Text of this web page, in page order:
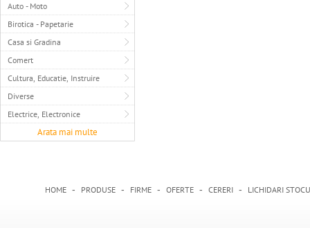
Auto - Moto
Birotica - Papetarie
Casa si Gradina
Comert
Cultura, Educatie, Instruire
Diverse
Electrice, Electronice
Arata mai multe
HOME - PRODUSE - FIRME - OFERTE - CERERI - LICHIDARI